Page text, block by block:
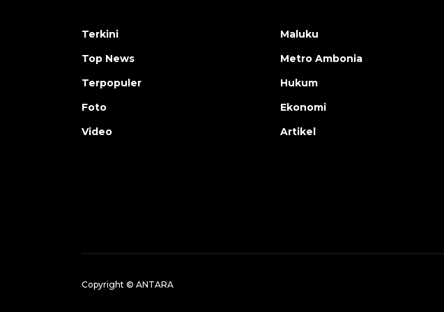
Terkini
Top News
Terpopuler
Foto
Video
Maluku
Metro Ambonia
Hukum
Ekonomi
Artikel
Copyright © ANTARA